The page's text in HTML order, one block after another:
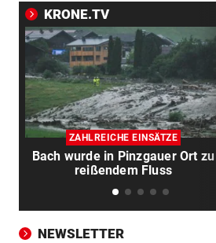
Nummer 1 erneut
SPERRSTUNDE vor
Wirtshaussterben:
schlittert in Pleite
GEGEN WATTENS vor
Altachs Massombo kennt
Schlüssel zum Erfolg
VON POLIZEI GESCHNAPPT
Urlauber war mit illegalen
unterwegs
KRONE.TV
ZAHLREICHE EINSÄTZE
Bach wurde in Pinzgauer Ort zu
reißendem Fluss
NEWSLETTER